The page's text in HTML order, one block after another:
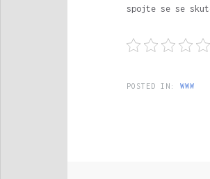
spojte se se
POSTED IN: WWW